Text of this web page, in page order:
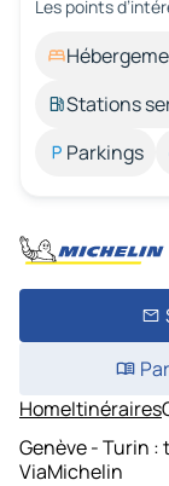
Les points
Stations
Parkings
HomeItinéraires
Genève - Turin
ViaMichelin